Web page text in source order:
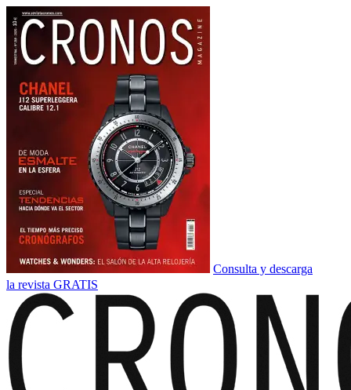
Consulta y descarga
la revista GRATIS